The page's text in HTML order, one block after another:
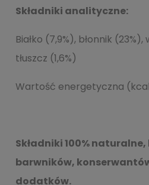
Składniki analityczne:
Białko (7,9%), błonnik
tłuszcz (1,6%)
Wartość energetyczna
Składniki 100%
barwników,
dodatków.